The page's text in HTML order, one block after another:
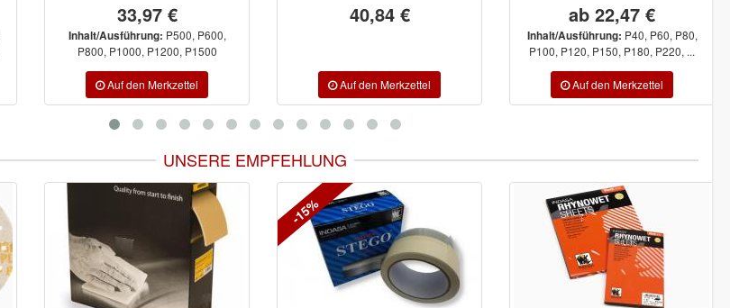
33,97 €
Inhalt/Ausführung: P500, P600,
P800, P1000, P1200, P1500
40,84 € ab 22,47 €
Inhalt/Ausführung: P40, P60, P80,
P100, P120, P150, P180, P220, ...
UNSERE EMPFEHLUNG
-15% -40%